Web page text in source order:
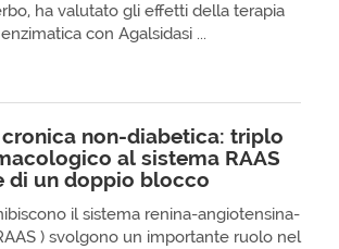
ha valutato gli effetti della terapia
con Agalsidasi ...
non-diabetica: triplo
al sistema RAAS
di un doppio blocco
il sistema renina-angiotensina-
) svolgono un importante ruolo nel